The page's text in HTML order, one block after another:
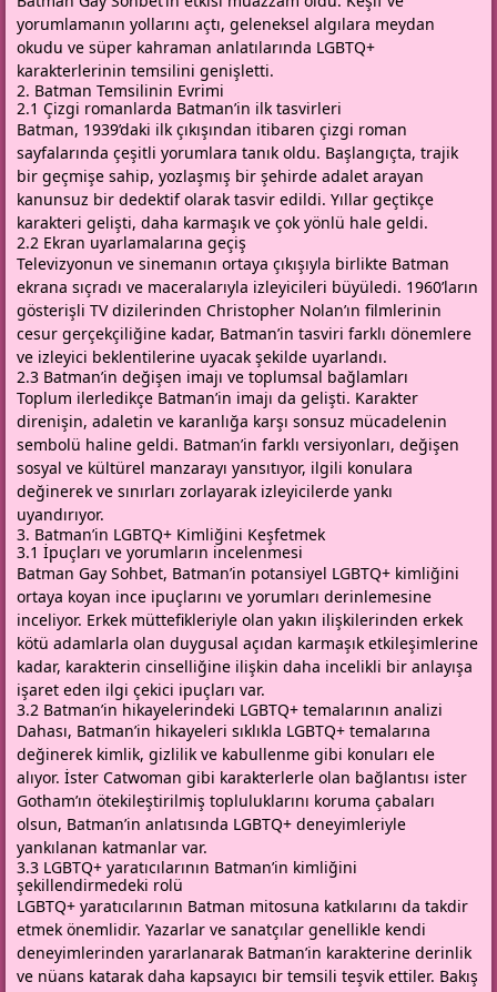
yorumlamanın yollarını açtı, geleneksel algılara meydan
okudu ve süper kahraman anlatılarında LGBTQ+
karakterlerinin temsilini genişletti.
2. Batman Temsilinin Evrimi
2.1 Çizgi romanlarda Batman’in ilk tasvirleri
Batman, 1939’daki ilk çıkışından itibaren çizgi roman
sayfalarında çeşitli yorumlara tanık oldu. Başlangıçta, trajik
bir geçmişe sahip, yozlaşmış bir şehirde adalet arayan
kanunsuz bir dedektif olarak tasvir edildi. Yıllar geçtikçe
karakteri gelişti, daha karmaşık ve çok yönlü hale geldi.
2.2 Ekran uyarlamalarına geçiş
Televizyonun ve sinemanın ortaya çıkışıyla birlikte Batman
ekrana sıçradı ve maceralarıyla izleyicileri büyüledi. 1960’ların
gösterişli TV dizilerinden Christopher Nolan’ın filmlerinin
cesur gerçekçiliğine kadar, Batman’in tasviri farklı dönemlere
ve izleyici beklentilerine uyacak şekilde uyarlandı.
2.3 Batman’in değişen imajı ve toplumsal bağlamları
Toplum ilerledikçe Batman’in imajı da gelişti. Karakter
direnişin, adaletin ve karanlığa karşı sonsuz mücadelenin
sembolü haline geldi. Batman’in farklı versiyonları, değişen
sosyal ve kültürel manzarayı yansıtıyor, ilgili konulara
değinerek ve sınırları zorlayarak izleyicilerde yankı
uyandırıyor.
3. Batman’in LGBTQ+ Kimliğini Keşfetmek
3.1 İpuçları ve yorumların incelenmesi
Batman Gay Sohbet, Batman’in potansiyel LGBTQ+ kimliğini
ortaya koyan ince ipuçlarını ve yorumları derinlemesine
inceliyor. Erkek müttefikleriyle olan yakın ilişkilerinden erkek
kötü adamlarla olan duygusal açıdan karmaşık etkileşimlerine
kadar, karakterin cinselliğine ilişkin daha incelikli bir anlayışa
işaret eden ilgi çekici ipuçları var.
3.2 Batman’in hikayelerindeki LGBTQ+ temalarının analizi
Dahası, Batman’in hikayeleri sıklıkla LGBTQ+ temalarına
değinerek kimlik, gizlilik ve kabullenme gibi konuları ele
alıyor. İster Catwoman gibi karakterlerle olan bağlantısı ister
Gotham’ın ötekileştirilmiş topluluklarını koruma çabaları
olsun, Batman’in anlatısında LGBTQ+ deneyimleriyle
yankılanan katmanlar var.
3.3 LGBTQ+ yaratıcılarının Batman’in kimliğini
şekillendirmedeki rolü
LGBTQ+ yaratıcılarının Batman mitosuna katkılarını da takdir
etmek önemlidir. Yazarlar ve sanatçılar genellikle kendi
deneyimlerinden yararlanarak Batman’in karakterine derinlik
ve nüans katarak daha kapsayıcı bir temsili teşvik ettiler. Bakış